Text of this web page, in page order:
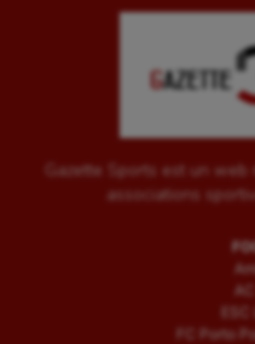
Gazette Sports est un
associations
FC Porto